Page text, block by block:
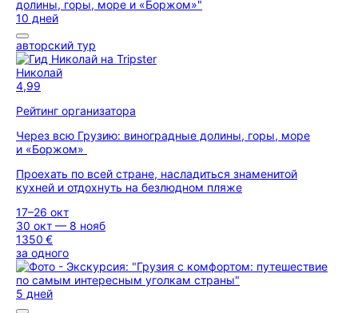
10 дней
авторский тур
Николай
4,99
Рейтинг организатора
Через всю Грузию: виноградные долины, горы, море
и «Боржом»
Проехать по всей стране, насладиться знаменитой
кухней и отдохнуть на безлюдном пляже
17–26 окт
30 окт — 8 нояб
1350 €
за одного
5 дней